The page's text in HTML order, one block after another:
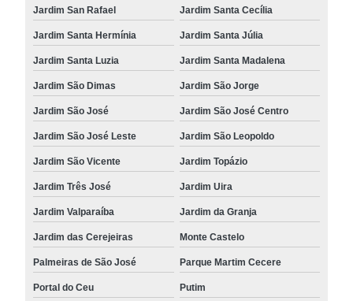
Jardim San Rafael Jardim Santa Cecília
Jardim Santa Hermínia Jardim Santa Júlia
Jardim Santa Luzia Jardim Santa Madalena
Jardim São Dimas Jardim São Jorge
Jardim São José Jardim São José Centro
Jardim São José Leste Jardim São Leopoldo
Jardim São Vicente Jardim Topázio
Jardim Três José Jardim Uira
Jardim Valparaíba Jardim da Granja
Jardim das Cerejeiras Monte Castelo
Palmeiras de São José Parque Martim Cecere
Portal do Ceu Putim